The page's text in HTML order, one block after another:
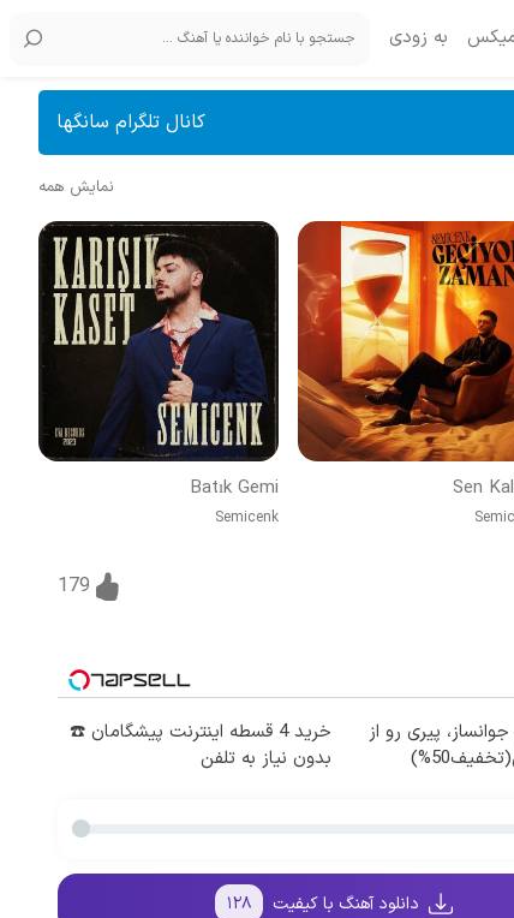
به زودی
کانال تلگرام سانگها
نمایش همه
Sen
Batık Gemi
Semicenk
179
پیری رو از
خرید 4 قسطه اینترنت پیشگامان ☎️
بدون نیاز به تلفن
دانلود آهنگ با کیفیت ۱۲۸